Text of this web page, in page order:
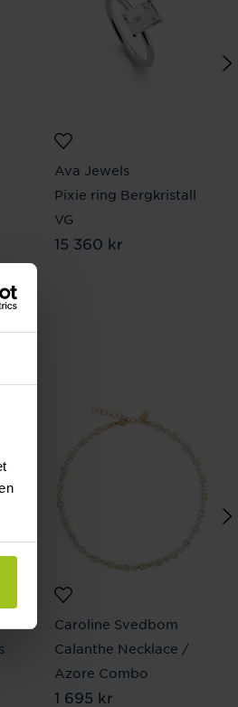
Ava Jewels
Pixie ring Bergkristall
VG
Pris:15 360 kr
15 360 kr
Caroline Svedbom
Calanthe Necklace /
Azore Combo
Pris:1 695 kr
1 695 kr